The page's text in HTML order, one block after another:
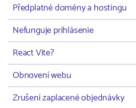
Předplatné domény a hostingu
Nefunguje prihlásenie
React Vite?
Obnovení webu
Zrušení zaplacené objednávky